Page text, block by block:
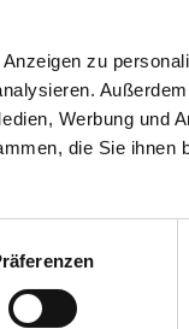
zu
Werbung und
die Sie
€ 11,50*
€ 15,33*/ Liter